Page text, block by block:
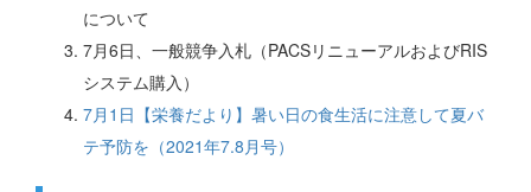
について
7月6日、一般競争入札（PACSリニューアルおよびRIS
システム購入）
7月1日【栄養だより】暑い日の食生活に注意して夏バ
テ予防を（2021年7.8月号）